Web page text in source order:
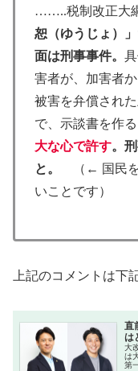
……..税制改正大
恕（ゆうじょ）
面は刑事事件。
害者が、加害者
被害を弁償され
で、示談書を作
大な心で許す。
と。
（← 国民を
いことです）
上記のコメントは下
直
は
大
は
第